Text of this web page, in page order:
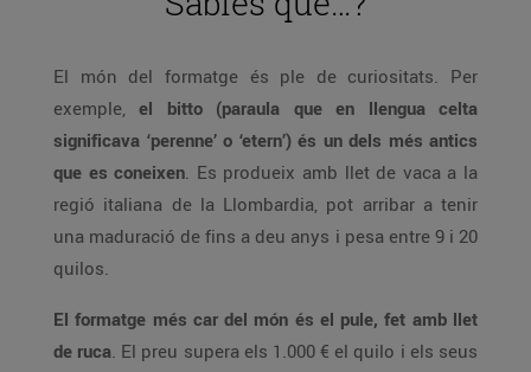
El món del formatge és ple de curiositats. Per
exemple, el bitto (paraula que en llengua celta
significava ‘perenne’ o ‘etern’) és un dels més antics
que es coneixen. Es produeix amb llet de vaca a la
regió italiana de la Llombardia, pot arribar a tenir
una maduració de fins a deu anys i pesa entre 9 i 20
quilos.
El formatge més car del món és el pule, fet amb llet
de ruca. El preu supera els 1.000 € el quilo i els seus